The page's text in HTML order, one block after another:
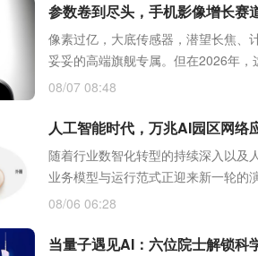
参数卷到尽头，手机影像增长赛
像素过亿，大底传感器，潜望长焦
妥妥的高端旗舰专属。但在2026年
08/07 08:48
人工智能时代，万兆AI园区网络
随着行业数智化转型的持续深入以及
业务模型与运行范式正迎来新一轮的
08/06 06:28
当量子遇见AI：六位院士解锁科